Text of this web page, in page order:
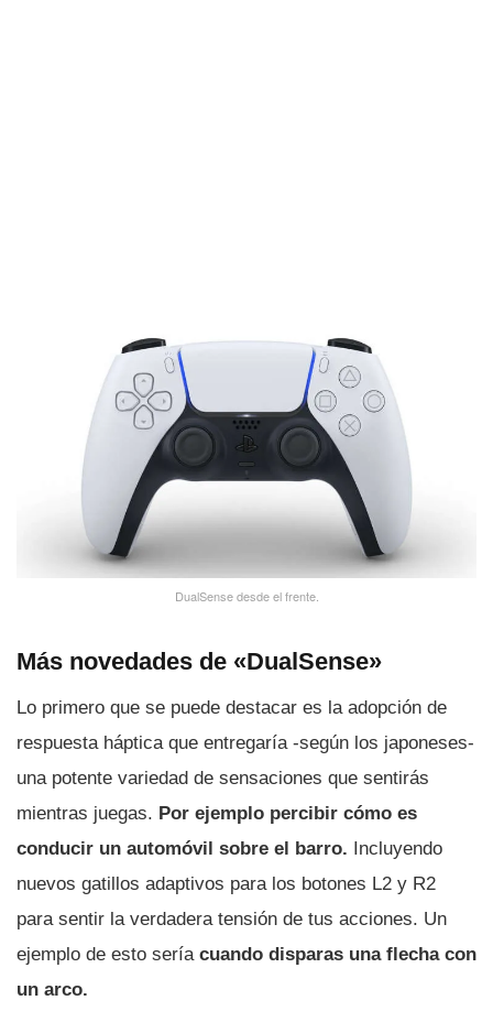
DualSense desde el frente.
Más novedades de «DualSense»
Lo primero que se puede destacar es la adopción de
respuesta háptica que entregarí­a -según los japoneses-
una potente variedad de sensaciones que sentirás
mientras juegas. Por ejemplo percibir cómo es
conducir un automóvil sobre el barro. Incluyendo
nuevos gatillos adaptivos para los botones L2 y R2
para sentir la verdadera tensión de tus acciones. Un
ejemplo de esto serí­acuando disparas una flecha con
un arco.